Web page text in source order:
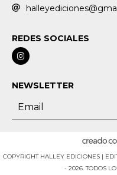
REDES SOCIALES
NEWSLETTER
COPYRIGHT HALLEY EDICIONES |
- 2026. TODOS